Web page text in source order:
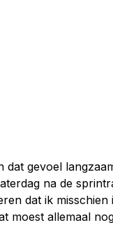
dat gevoel
na de
dat ik misschien
moest allemaal